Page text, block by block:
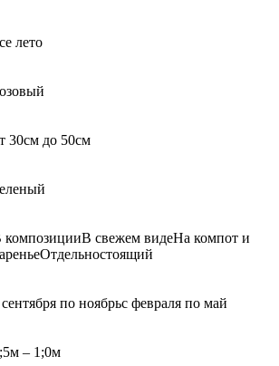
лето
30см до 50см
композицииВ свежем видеНа компот и
сентября по ноябрьс февраля по май
– 1;0м